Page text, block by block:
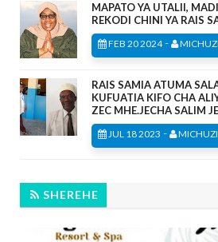
MAPATO YA UTALII,
REKODI CHINI YA RAIS
FEB 20 2024-
RAIS SAMIA ATUMA
KUFUATIA KIFO CHA
ZEC MHE.JECHA SALIM
JUL 18 2023 -
SHEREHE